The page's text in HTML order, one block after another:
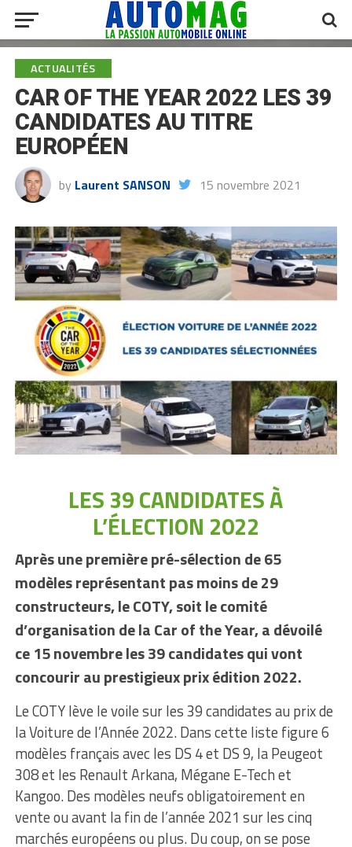
ACTUALITÉS
CAR OF THE YEAR 2022 LES 39
CANDIDATES AU TITRE
EUROPÉEN
by Laurent SANSON 15 novembre 2021
LES 39 CANDIDATES À
L’ÉLECTION 2022
Après une première pré-sélection de 65
modèles représentant pas moins de 29
constructeurs, le COTY, soit le comité
d’organisation de la Car of the Year, a dévoilé
ce 15 novembre les 39 candidates qui vont
concourir au prestigieux prix édition 2022.
Le COTY lève le voile sur les 39 candidates au prix de
la Voiture de l’Année 2022. Dans cette liste figure 6
modèles français avec les DS 4 et DS 9, la Peugeot
308 et les Renault Arkana, Mégane E-Tech et
Kangoo. Des modèles neufs obligatoirement en
vente ou avant la fin de l’année 2021 sur les cinq
marchés européens ou plus. Du coup, on se pose